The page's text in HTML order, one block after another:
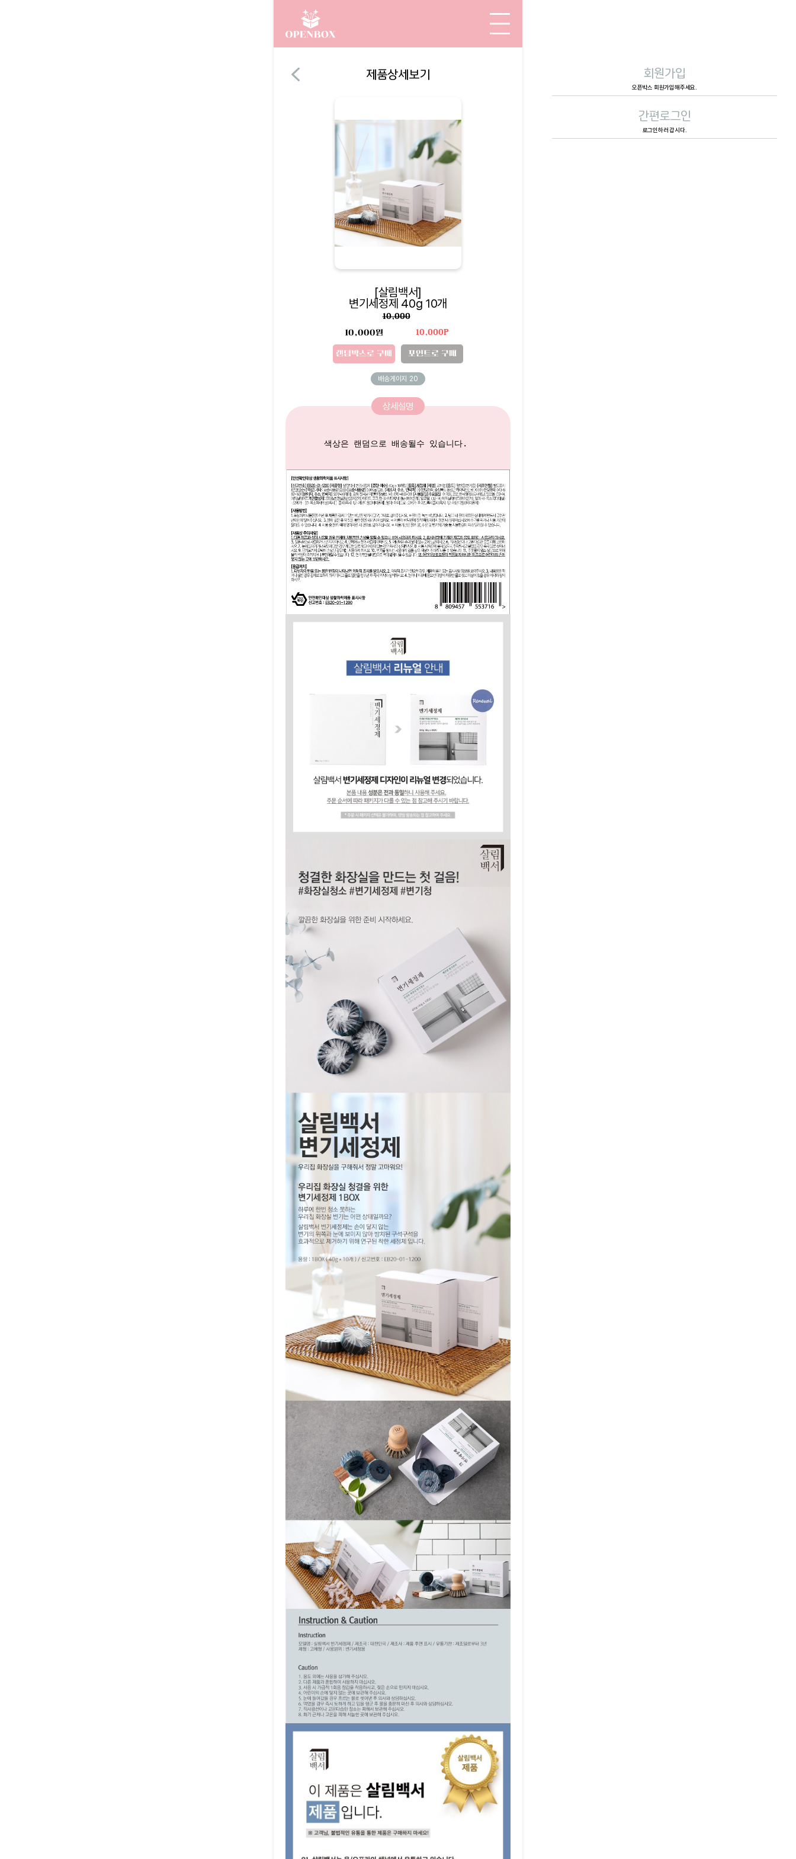
회원가입
오픈박스 회원가입해주세요.
간편로그인
로그인하러 갑시다.
제품상세보기
[살림백서]
변기세정제 40g 10개
10,000
10,000원
랜덤박스로 구매
10,000P
포인트로 구매
배송게이지 20
상세설명
색상은 랜덤으로 배송될수 있습니다.